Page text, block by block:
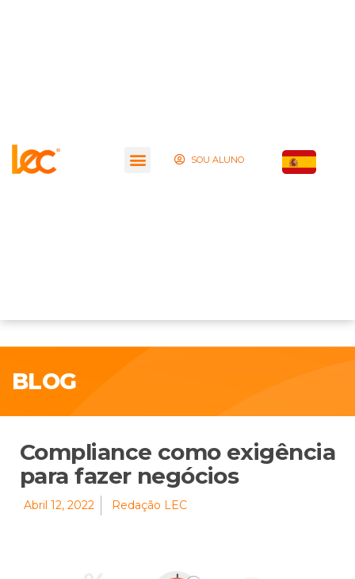
SOU ALUNO
BLOG
Compliance como exigência
para fazer negócios
Abril 12, 2022 Redação LEC